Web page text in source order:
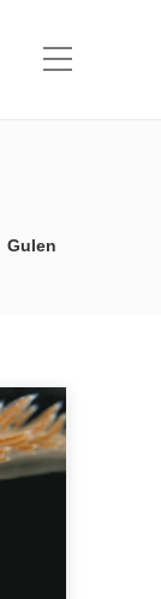
Gulen